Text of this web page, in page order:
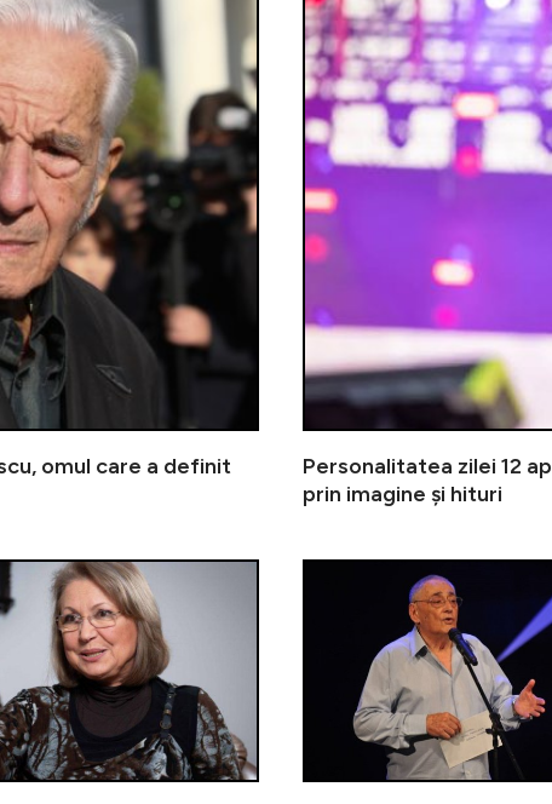
omul care a definit
Personalitatea zilei 12
prin imagine și hituri
Personalitatea zilei 29 martie |